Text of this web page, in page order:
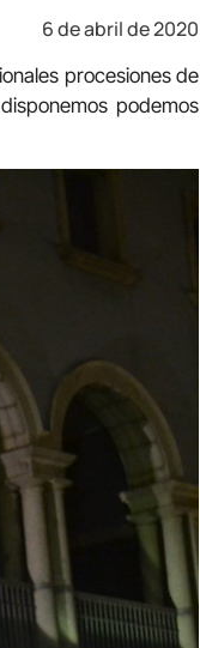
6 de abril de 2020
procesiones de
podemos